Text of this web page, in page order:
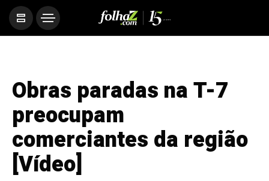
Obras paradas na T-7
preocupam
comerciantes da região
[Vídeo]